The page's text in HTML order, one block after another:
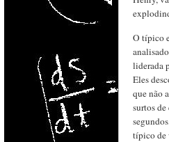
O típico
liderada
Eles
que não
surtos
típico de